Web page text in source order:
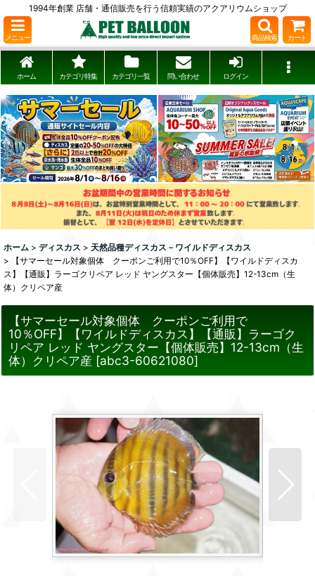
1994年創業 店舗・通信販売を行う信頼実績のアクアリウムショップ
メニュー 商品検索 カート
ホーム カテゴリ特集 カテゴリ一覧 問い合わせ ログイン
ホーム > ディスカス > 天然品種ディスカス－ワイルドディスカス
>
【サマーセール対象個体 クーポンご利用で10％OFF】【ワイルドディスカ
ス】【通販】ラーゴクリペア レッド ヤングスター【個体販売】12-13cm（生
体）クリペア産
【サマーセール対象個体 クーポンご利用で
10％OFF】【ワイルドディスカス】【通販】ラーゴク
リペア レッド ヤングスター【個体販売】12-13cm（生
体）クリペア産 [abc3-60621080]